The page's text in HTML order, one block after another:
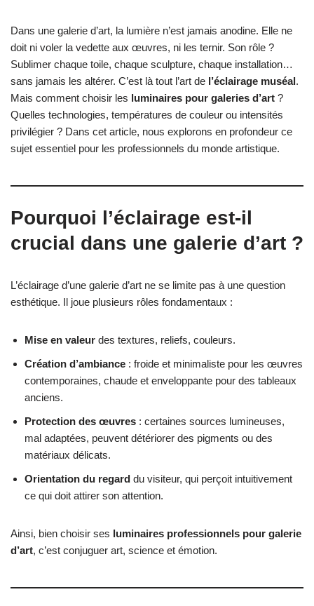
Dans une galerie d’art, la lumière n’est jamais anodine. Elle ne
doit ni voler la vedette aux œuvres, ni les ternir. Son rôle ?
Sublimer chaque toile, chaque sculpture, chaque installation…
sans jamais les altérer. C’est là tout l’art de l’éclairage muséal.
Mais comment choisir les luminaires pour galeries d’art ?
Quelles technologies, températures de couleur ou intensités
privilégier ? Dans cet article, nous explorons en profondeur ce
sujet essentiel pour les professionnels du monde artistique.
Pourquoi l’éclairage est-il
crucial dans une galerie d’art ?
L’éclairage d’une galerie d’art ne se limite pas à une question
esthétique. Il joue plusieurs rôles fondamentaux :
Mise en valeur des textures, reliefs, couleurs.
Création d’ambiance : froide et minimaliste pour les œuvres
contemporaines, chaude et enveloppante pour des tableaux
anciens.
Protection des œuvres : certaines sources lumineuses,
mal adaptées, peuvent détériorer des pigments ou des
matériaux délicats.
Orientation du regard du visiteur, qui perçoit intuitivement
ce qui doit attirer son attention.
Ainsi, bien choisir ses luminaires professionnels pour galerie
d’art, c’est conjuguer art, science et émotion.